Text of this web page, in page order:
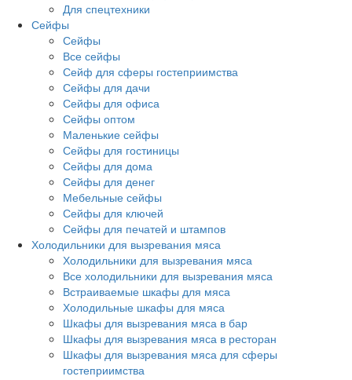
Для спецтехники
Сейфы
Сейфы
Все сейфы
Сейф для сферы гостеприимства
Сейфы для дачи
Сейфы для офиса
Сейфы оптом
Маленькие сейфы
Сейфы для гостиницы
Сейфы для дома
Сейфы для денег
Мебельные сейфы
Сейфы для ключей
Сейфы для печатей и штампов
Холодильники для вызревания мяса
Холодильники для вызревания мяса
Все холодильники для вызревания мяса
Встраиваемые шкафы для мяса
Холодильные шкафы для мяса
Шкафы для вызревания мяса в бар
Шкафы для вызревания мяса в ресторан
Шкафы для вызревания мяса для сферы
гостеприимства